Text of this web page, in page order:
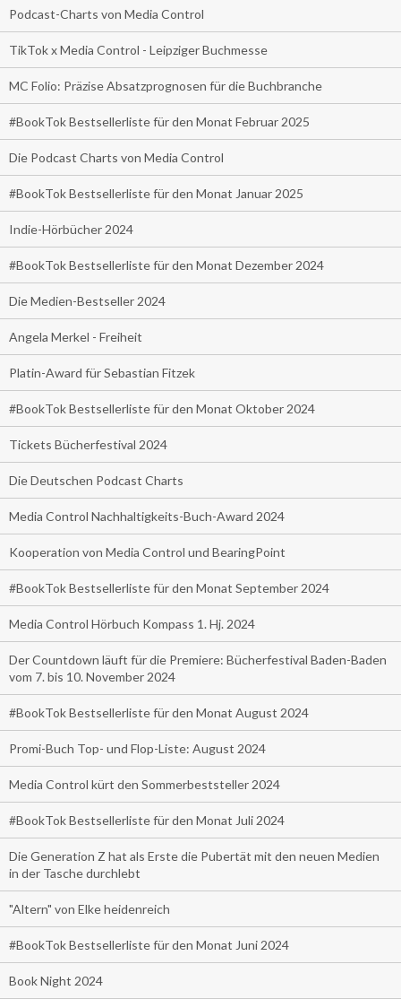
Podcast-Charts von Media Control
TikTok x Media Control - Leipziger Buchmesse
MC Folio: Präzise Absatzprognosen für die Buchbranche
#BookTok Bestsellerliste für den Monat Februar 2025
Die Podcast Charts von Media Control
#BookTok Bestsellerliste für den Monat Januar 2025
Indie-Hörbücher 2024
#BookTok Bestsellerliste für den Monat Dezember 2024
Die Medien-Bestseller 2024
Angela Merkel - Freiheit
Platin-Award für Sebastian Fitzek
#BookTok Bestsellerliste für den Monat Oktober 2024
Tickets Bücherfestival 2024
Die Deutschen Podcast Charts
Media Control Nachhaltigkeits-Buch-Award 2024
Kooperation von Media Control und BearingPoint
#BookTok Bestsellerliste für den Monat September 2024
Media Control Hörbuch Kompass 1. Hj. 2024
Der Countdown läuft für die Premiere: Bücherfestival Baden-Baden
vom 7. bis 10. November 2024
#BookTok Bestsellerliste für den Monat August 2024
Promi-Buch Top- und Flop-Liste: August 2024
Media Control kürt den Sommerbeststeller 2024
#BookTok Bestsellerliste für den Monat Juli 2024
Die Generation Z hat als Erste die Pubertät mit den neuen Medien
in der Tasche durchlebt
"Altern" von Elke heidenreich
#BookTok Bestsellerliste für den Monat Juni 2024
Book Night 2024